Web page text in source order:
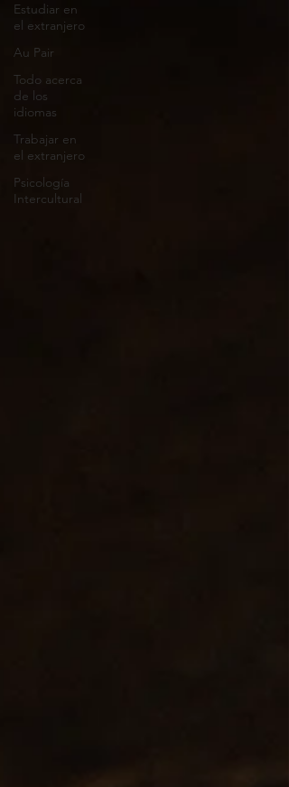
Estudiar en
el extranjero
Au Pair
Todo acerca
de los
idiomas
Trabajar en
el extranjero
Psicología
Intercultural